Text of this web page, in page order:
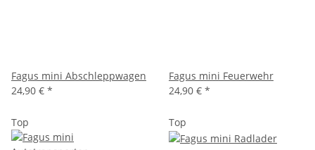
Fagus mini Abschleppwagen
24,90 € *
Fagus mini Feuerwehr
24,90 € *
Top Top